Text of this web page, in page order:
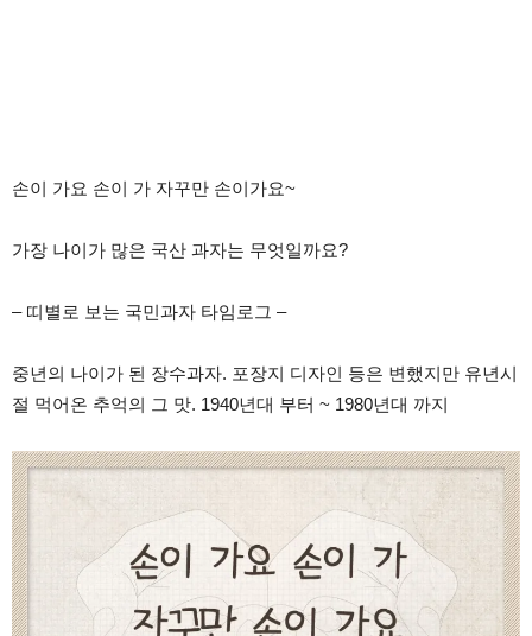
손이 가요 손이 가 자꾸만 손이가요~
가장 나이가 많은 국산 과자는 무엇일까요?
– 띠별로 보는 국민과자 타임로그 –
중년의 나이가 된 장수과자. 포장지 디자인 등은 변했지만 유년시
절 먹어온 추억의 그 맛. 1940년대 부터 ~ 1980년대 까지